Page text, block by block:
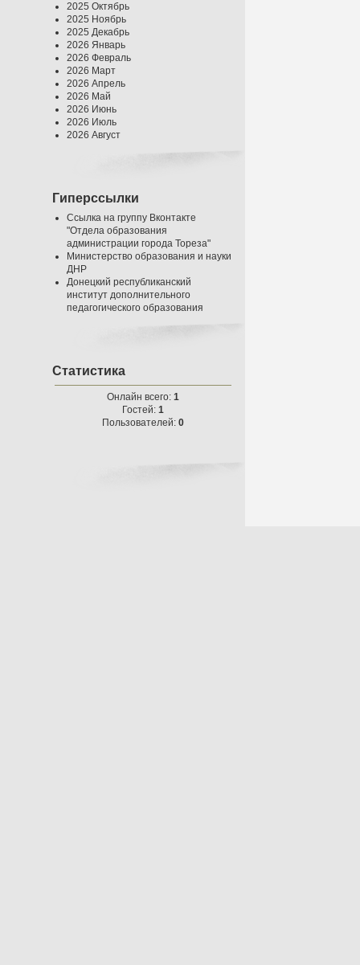
2025 Октябрь
2025 Ноябрь
2025 Декабрь
2026 Январь
2026 Февраль
2026 Март
2026 Апрель
2026 Май
2026 Июнь
2026 Июль
2026 Август
Гиперссылки
Ссылка на группу Вконтакте
"Отдела образования
администрации города Тореза"
Министерство образования и науки
ДНР
Донецкий республиканский
институт дополнительного
педагогического образования
Статистика
Онлайн всего: 1
Гостей: 1
Пользователей: 0